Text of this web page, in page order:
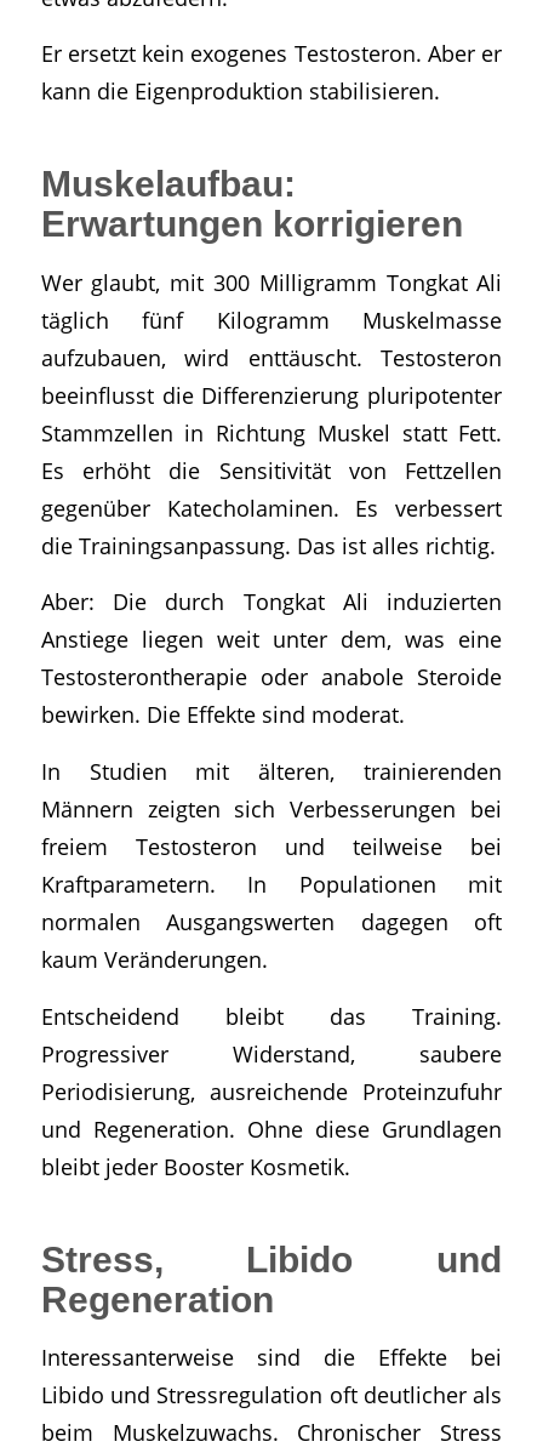
Er ersetzt kein exogenes Testosteron. Aber er
kann die Eigenproduktion stabilisieren.
Muskelaufbau:
Erwartungen korrigieren
Wer glaubt, mit 300 Milligramm Tongkat Ali
täglich fünf Kilogramm Muskelmasse
aufzubauen, wird enttäuscht. Testosteron
beeinflusst die Differenzierung pluripotenter
Stammzellen in Richtung Muskel statt Fett.
Es erhöht die Sensitivität von Fettzellen
gegenüber Katecholaminen. Es verbessert
die Trainingsanpassung. Das ist alles richtig.
Aber: Die durch Tongkat Ali induzierten
Anstiege liegen weit unter dem, was eine
Testosterontherapie oder anabole Steroide
bewirken. Die Effekte sind moderat.
In Studien mit älteren, trainierenden
Männern zeigten sich Verbesserungen bei
freiem Testosteron und teilweise bei
Kraftparametern. In Populationen mit
normalen Ausgangswerten dagegen oft
kaum Veränderungen.
Entscheidend bleibt das Training.
Progressiver Widerstand, saubere
Periodisierung, ausreichende Proteinzufuhr
und Regeneration. Ohne diese Grundlagen
bleibt jeder Booster Kosmetik.
Stress, Libido und
Regeneration
Interessanterweise sind die Effekte bei
Libido und Stressregulation oft deutlicher als
beim Muskelzuwachs. Chronischer Stress